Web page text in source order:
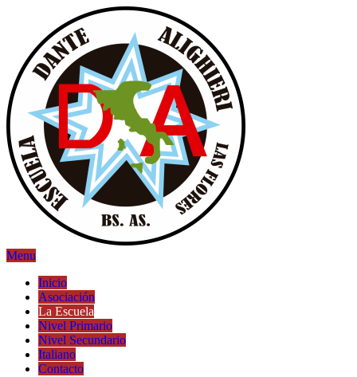
Menu
Inicio
Asociación
La Escuela
Nivel Primario
Nivel Secundario
Italiano
Contacto